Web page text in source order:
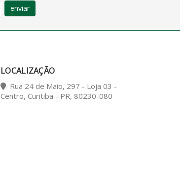
enviar
LOCALIZAÇÃO
Rua 24 de Maio, 297 - Loja 03 -
Centro, Curitiba - PR, 80230-080